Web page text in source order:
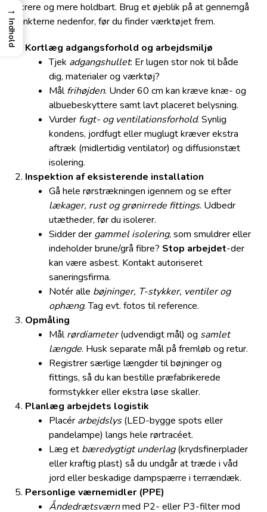
sikrere og mere holdbart. Brug et øjeblik på at gennemgå
punkterne nedenfor, før du finder værktøjet frem.
Kortlæg adgangsforhold og arbejdsmiljø
Tjek adgangshullet: Er lugen stor nok til både
dig, materialer og værktøj?
Målfrihøjden. Under 60 cm kan kræve knæ- og
albuebeskyttere samt lavt placeret belysning.
Vurder fugt- og ventilationsforhold. Synlig
kondens, jordfugt eller muglugt kræver ekstra
aftræk (midlertidig ventilator) og diffusionstæt
isolering.
Inspektion af eksisterende installation
Gå hele rørstrækningen igennem og se efter
lækager, rust og grønirrede fittings. Udbedr
utætheder, før du isolerer.
Sidder der gammel isolering, som smuldrer eller
indeholder brune/grå fibre? Stop arbejdet-der
kan være asbest. Kontakt autoriseret
saneringsfirma.
Notér alle bøjninger, T-stykker, ventiler og
ophæng. Tag evt. fotos til reference.
Opmåling
Målrørdiameter(udvendigt mål) og samlet
længde. Husk separate mål på fremløb og retur.
Registrer særlige længder til bøjninger og
fittings, så du kan bestille præfabrikerede
formstykker eller ekstra løse skaller.
Planlæg arbejdets logistik
Placér arbejdslys(LED-bygge spots eller
pandelampe) langs hele rørtracéet.
Læg et bæredygtigt underlag(krydsfinerplader
eller kraftig plast) så du undgår at træde i våd
jord eller beskadige dampspærre i terrændæk.
Personlige værnemidler (PPE)
Åndedrætsværnmed P2- eller P3-filter mod
→
Indhold